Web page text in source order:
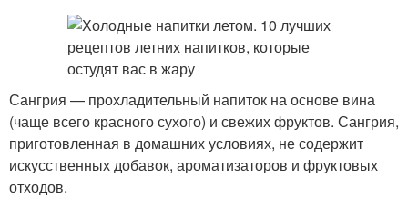
Сангрия — прохладительный напиток на основе вина
(чаще всего красного сухого) и свежих фруктов. Сангрия,
приготовленная в домашних условиях, не содержит
искусственных добавок, ароматизаторов и фруктовых
отходов.